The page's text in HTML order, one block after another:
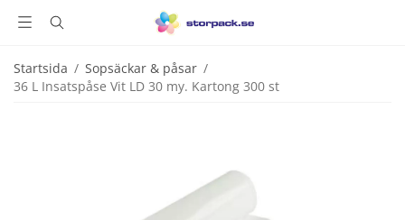
Startsida / Sopsäckar & påsar /
36 L Insatspåse Vit LD 30 my. Kartong 300 st